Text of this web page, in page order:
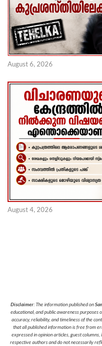
August 6, 2026
August 4, 2026
Disclaimer: The information published on
educational, and public awareness
accuracy, reliability, and timeliness of the
that all published information is free from
expressed in opinion articles, guest
respective authors and do not necessarily